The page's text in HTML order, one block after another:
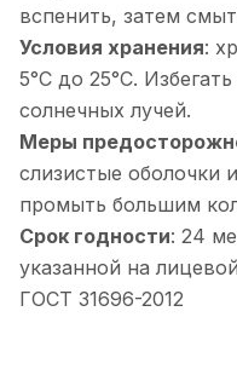
вспенить, затем
Условия хранения:
5°С до 25°С.
солнечных лучей.
Меры
слизистые оболочки
промыть большим
Срок годности: 24
указанной на
ГОСТ 31696-2012